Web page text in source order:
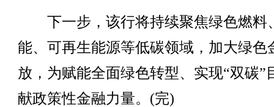
下一步，该行将持续聚焦绿色燃料
能、可再生能源等低碳领域，加大绿色
放，为赋能全面绿色转型、实现“双碳”
献政策性金融力量。(完)